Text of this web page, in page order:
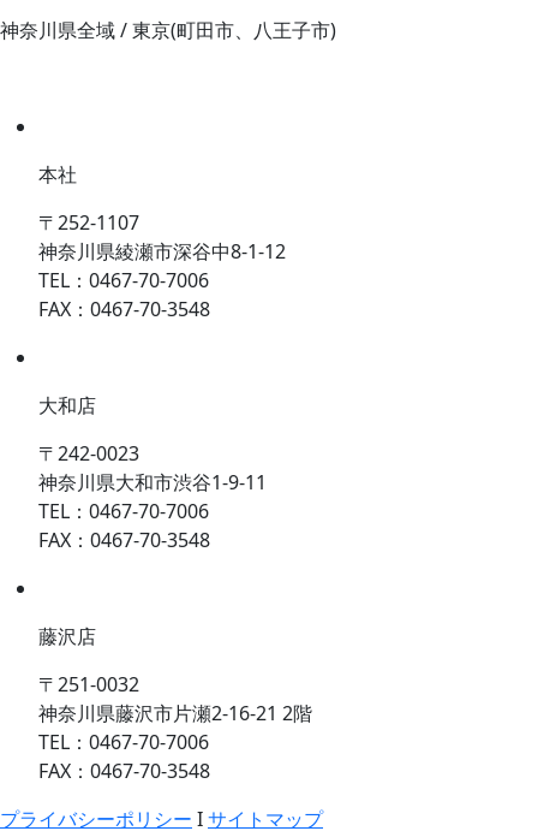
神奈川県全域 / 東京(町田市、八王子市)
本社
〒252-1107
神奈川県綾瀬市深谷中8-1-12
TEL：0467-70-7006
FAX：0467-70-3548
大和店
〒242-0023
神奈川県大和市渋谷1-9-11
TEL：0467-70-7006
FAX：0467-70-3548
藤沢店
〒251-0032
神奈川県藤沢市片瀬2-16-21 2階
TEL：0467-70-7006
FAX：0467-70-3548
プライバシーポリシー Iサイトマップ